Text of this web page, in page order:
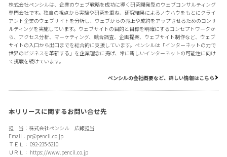
株式会社ペンシルは、企業のウェブ戦略を成功に導く研究開発型のウェブコンサルティング
専門会社です。独自の視点から実験や研究を重ね、研究結果によるノウハウをもとにクライ
アント企業のウェブサイトを分析し、ウェブからの売上や成約をアップさせるためのコンサ
ルティングを実施しています。ウェブサイトの目的と目標を明確にするコンセプトワークか
ら、アクセス分析、マーケティング、競合調査、企画提案、ウェブサイト制作など、ウェブ
サイトの入口から出口までを総合的に支援しています。ペンシルは「インターネットの力で
世界のビジネスを革新する」を企業理念に掲げ、常に新しいインターネットの可能性に向け
て挑戦を続けています。
ペンシルの会社概要など、詳しい情報はこちら
本リリースに関するお問い合せ先
担 当：株式会社ペンシル 広報担当
Email： pr@pencil.co.jp
ＴＥＬ： 092-235-5210
ＵＲＬ： https://www.pencil.co.jp